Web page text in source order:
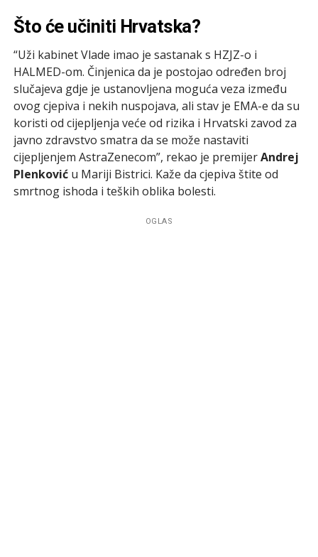
Što će učiniti Hrvatska?
“Uži kabinet Vlade imao je sastanak s HZJZ-o i
HALMED-om. Činjenica da je postojao određen broj
slučajeva gdje je ustanovljena moguća veza između
ovog cjepiva i nekih nuspojava, ali stav je EMA-e da su
koristi od cijepljenja veće od rizika i Hrvatski zavod za
javno zdravstvo smatra da se može nastaviti
cijepljenjem AstraZenecom”, rekao je premijerAndrej
Plenkoviću Mariji Bistrici. Kaže da cjepiva štite od
smrtnog ishoda i teških oblika bolesti.
OGLAS